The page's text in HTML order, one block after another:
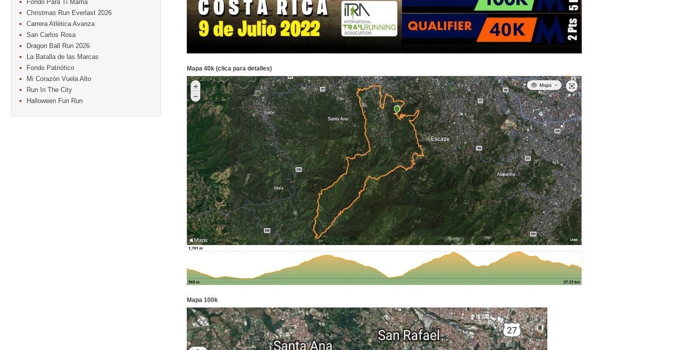
18. Samsung Jacó Beach Half Marathon
25. KRun by Under Armour
25. Run Alajuela
31. Halloween Fun Run
Noviembre
08. Lindora Run
15. Entre Pan y Rosas
Diciembre
12. Media Maratón Puntarenas 2026
Fondo Para Ti Mamá
Christmas Run Everlast 2026
Carrera Atlética Avanza
San Carlos Rosa
Dragon Ball Run 2026
La Batalla de las Marcas
Fondo Patriótico
Mi Corazón Vuela Alto
Run In The City
Halloween Fun Run
Mapa 40k (clica para detalles)
Mapa 100k